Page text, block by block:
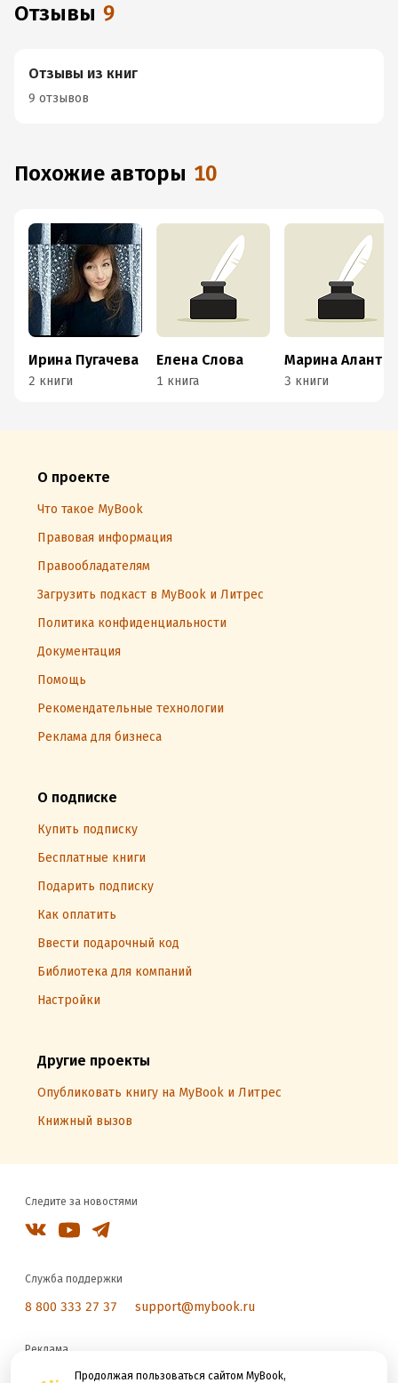
Продолжая пользоваться сайтом MyBook,
Отзывы 9
Отзывы из книг
9 отзывов
Похожие авторы 10
Ирина Пугачева
2 книги
Елена Слова
1 книга
Марина Алант
3 книги
О проекте
Что такое MyBook
Правовая информация
Правообладателям
Загрузить подкаст в MyBook и Литрес
Политика конфиденциальности
Документация
Помощь
Рекомендательные технологии
Реклама для бизнеса
О подписке
Купить подписку
Бесплатные книги
Подарить подписку
Как оплатить
Ввести подарочный код
Библиотека для компаний
Настройки
Другие проекты
Опубликовать книгу на MyBook и Литрес
Книжный вызов
Следите за новостями
Служба поддержки
8 800 333 27 37 support@mybook.ru
Реклама
reklama@litres.ru